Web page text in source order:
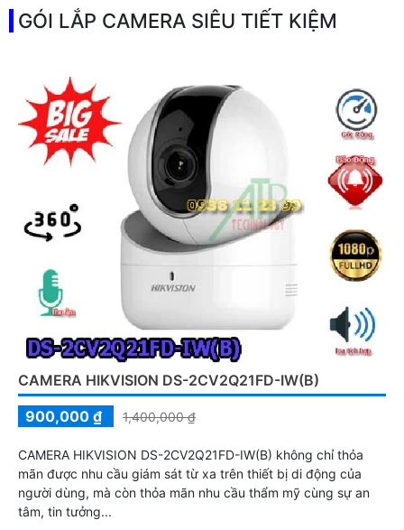
GÓI LẮP CAMERA SIÊU TIẾT KIỆM
CAMERA HIKVISION DS-2CV2Q21FD-IW(B)
900,000 ₫
1,400,000 ₫
CAMERA HIKVISION DS-2CV2Q21FD-IW(B) không chỉ thỏa
mãn được nhu cầu giám sát từ xa trên thiết bị di động của
người dùng, mà còn thỏa mãn nhu cầu thẩm mỹ cùng sự an
tâm, tin tưởng...